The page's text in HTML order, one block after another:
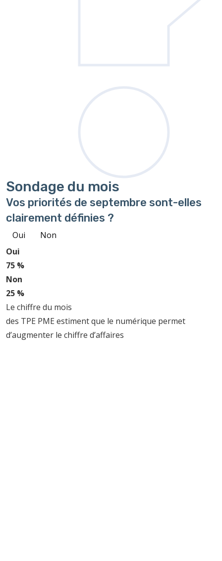
Sondage du mois
Vos priorités de septembre sont-elles
clairement définies ?
Oui
Non
Oui
75 %
Non
25 %
Le chiffre du mois
des TPE PME estiment que le numérique permet
d’augmenter le chiffre d’affaires